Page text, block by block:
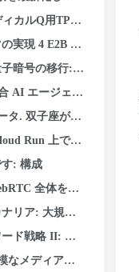
&Keras と JAX を使用した
LM と Qualcomm QNN の詳細
ク, レッスン, とテイクアウト
でパフォーマンスを最適化する方法
が現実を生み出す
場合にのみお支払いください
: 構成
新化する方法 50+ 使用例
模な構成の安全性
語の形態学から学んだこと
メディア処理